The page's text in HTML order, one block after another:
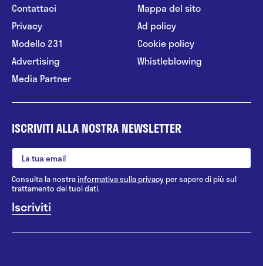
Contattaci
Privacy
Modello 231
Advertising
Media Partner
Mappa del sito
Ad policy
Cookie policy
Whistleblowing
ISCRIVITI ALLA NOSTRA NEWSLETTER
Consulta la nostrainformativa sulla privacy per sapere di più sul
trattamento dei tuoi dati.